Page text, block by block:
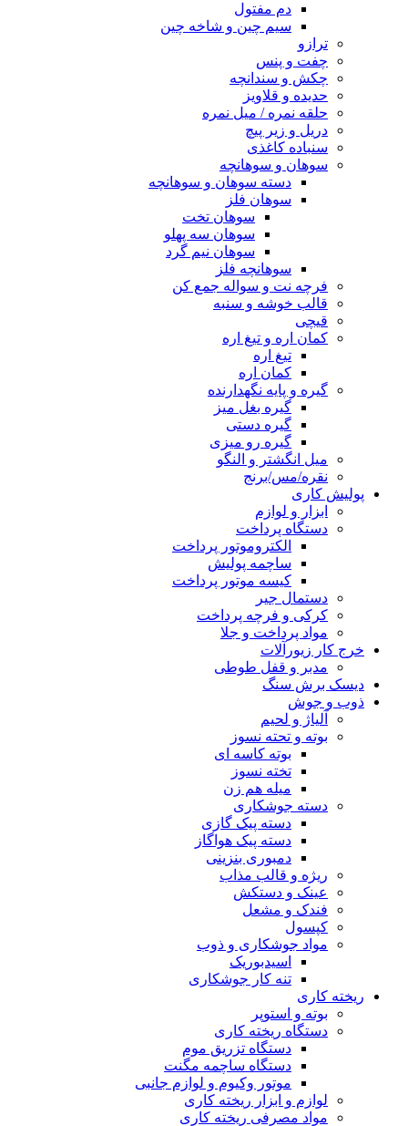
دم مفتول
سیم چین و شاخه چین
ترازو
چفت و پنس
چکش و سندانچه
حدیده و قلاویز
حلقه نمره / میل نمره
دریل و زیر پیچ
سنباده کاغذی
سوهان و سوهانچه
دسته سوهان و سوهانچه
سوهان فلز
سوهان تخت
سوهان سه پهلو
سوهان نیم گرد
سوهانچه فلز
فرچه نت و سواله جمع کن
قالب خوشه و سنبه
قیچی
کمان اره و تیغ اره
تیغ اره
کمان اره
گیره و پایه نگهدارنده
گیره بغل میز
گیره دستی
گیره رو میزی
میل انگشتر و النگو
نقره/مس/برنج
پولیش کاری
ابزار و لوازم
دستگاه پرداخت
الکتروموتور پرداخت
ساچمه پولیش
کیسه موتور پرداخت
دستمال جیر
کرکی و فرچه پرداخت
مواد پرداخت و جلا
خرج کار زیورآلات
مدبر و قفل طوطی
دیسک برش سنگ
ذوب و جوش
آلیاژ و لحیم
بوته و تحته نسوز
بوته کاسه ای
تخته نسوز
میله هم زن
دسته جوشکاری
دسته پیک گازی
دسته پیک هواگاز
دمبوری بنزینی
ریژه و قالب مذاب
عینک و دستکش
فندک و مشعل
کپسول
مواد جوشکاری و ذوب
اسیدبوریک
تنه کار جوشکاری
ریخته کاری
بوته و استوپر
دستگاه ریخته کاری
دستگاه تزریق موم
دستگاه ساچمه مگنت
موتور وکیوم و لوازم جانبی
لوازم و ابزار ریخته کاری
مواد مصرفی ریخته کاری